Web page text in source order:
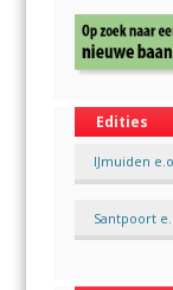
Edities
IJmuiden
Santpoort